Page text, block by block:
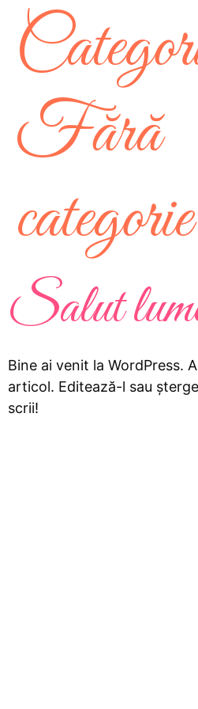
Fără
categorie
Salut
Bine ai venit la WordPress.
articol. Editează-l sau
scrii!